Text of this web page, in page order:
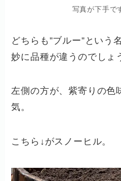
写真が下手で
どちらも”ブルー”という
妙に品種が違うのでしょ
左側の方が、紫寄りの色
気。
こちら↓がスノーヒル。